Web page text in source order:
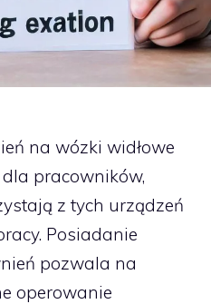
na wózki widłowe
pracowników,
z tych urządzeń
Posiadanie
pozwala na
operowanie